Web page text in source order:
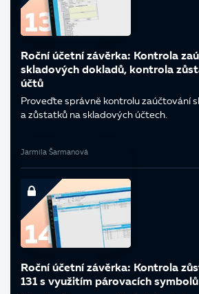
Roční účetní závěrka: Kontrola
skladových dokladů, kontrola
účtů
Proveďte správně kontrolu zaúčtování
a zůstatků na skladových účtech.
Jarmila Šarmanová
Roční účetní závěrka: Kontrola
131 s využitím párovacích symbolů